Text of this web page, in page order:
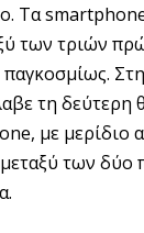
Τα
των τριών
τη δεύτερη
με μερίδιο
των δύο